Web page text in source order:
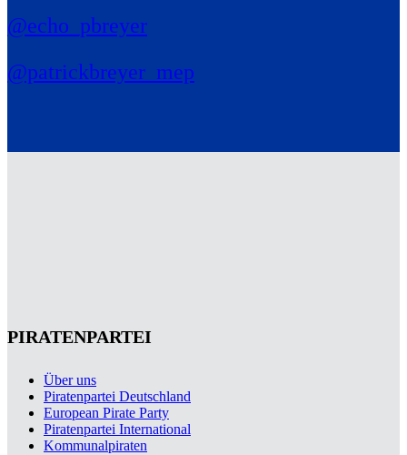
@echo_pbreyer
@patrickbreyer_mep
PIRATENPARTEI
Über uns
Piratenpartei Deutschland
European Pirate Party
Piratenpartei International
Kommunalpiraten